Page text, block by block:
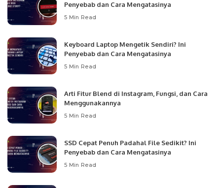
Penyebab dan Cara Mengatasinya
5 Min Read
Keyboard Laptop Mengetik Sendiri? Ini
Penyebab dan Cara Mengatasinya
5 Min Read
Arti Fitur Blend di Instagram, Fungsi, dan Cara
Menggunakannya
5 Min Read
SSD Cepat Penuh Padahal File Sedikit? Ini
Penyebab dan Cara Mengatasinya
5 Min Read